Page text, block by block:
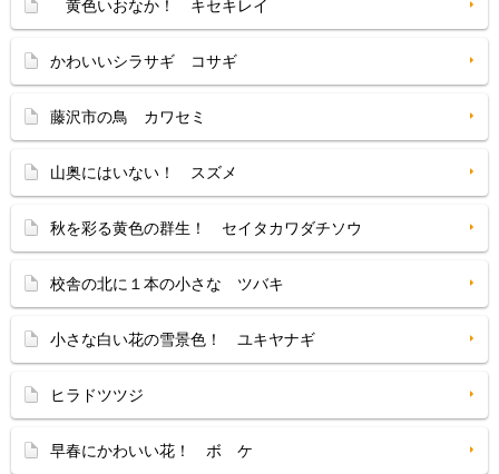
黄色いおなか！ キセキレイ
かわいいシラサギ コサギ
藤沢市の鳥 カワセミ
山奥にはいない！ スズメ
秋を彩る黄色の群生！ セイタカワダチソウ
校舎の北に１本の小さな ツバキ
小さな白い花の雪景色！ ユキヤナギ
ヒラドツツジ
早春にかわいい花！ ボ ケ